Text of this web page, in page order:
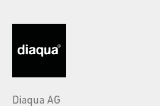
Diaqua AG